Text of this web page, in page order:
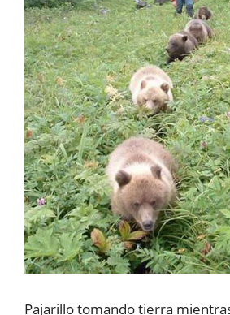
Pajarillo tomando tierra